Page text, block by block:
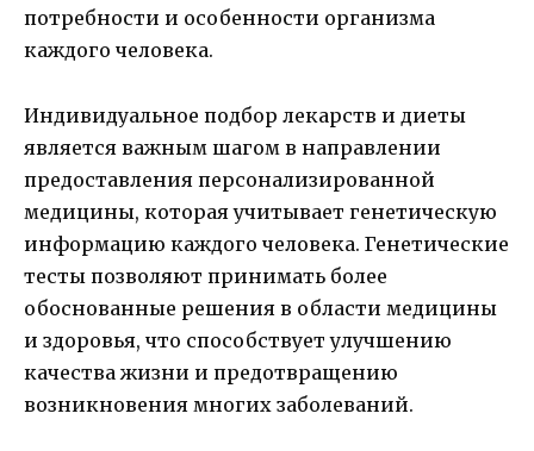
потребности и особенности организма
каждого человека.
Индивидуальное подбор лекарств и диеты
является важным шагом в направлении
предоставления персонализированной
медицины, которая учитывает генетическую
информацию каждого человека. Генетические
тесты позволяют принимать более
обоснованные решения в области медицины
и здоровья, что способствует улучшению
качества жизни и предотвращению
возникновения многих заболеваний.